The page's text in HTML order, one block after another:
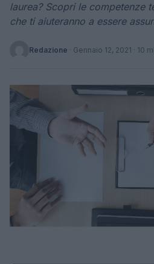
laurea? Scopri le competenze
che ti aiuteranno a essere
Redazione · Gennaio 12, 2021 · 10